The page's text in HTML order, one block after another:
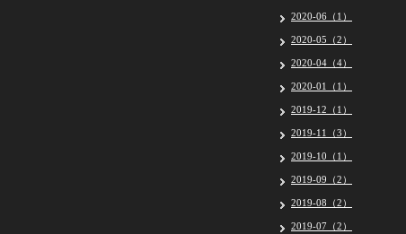
2020-06（1）
2020-05（2）
2020-04（4）
2020-01（1）
2019-12（1）
2019-11（3）
2019-10（1）
2019-09（2）
2019-08（2）
2019-07（2）